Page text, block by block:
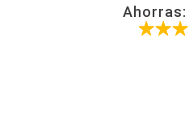
Ahorras: